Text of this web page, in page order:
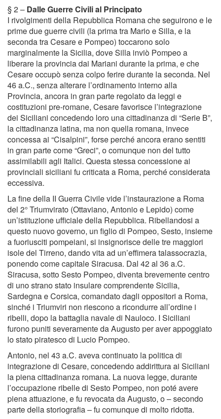
§ 2 – Dalle Guerre Civili al Principato
I rivolgimenti della Repubblica Romana che seguirono e le
prime due guerre civili (la prima tra Mario e Silla, e la
seconda tra Cesare e Pompeo) toccarono solo
marginalmente la Sicilia, dove Silla inviò Pompeo a
liberare la provincia dai Mariani durante la prima, e che
Cesare occupò senza colpo ferire durante la seconda. Nel
46 a.C., senza alterare l’ordinamento interno alla
Provincia, ancora in gran parte regolato da leggi e
costituzioni pre-romane, Cesare favorisce l’integrazione
dei Siciliani concedendo loro una cittadinanza di “Serie B”,
la cittadinanza latina, ma non quella romana, invece
concessa ai “Cisalpini”, forse perché ancora erano sentiti
in gran parte come “Greci”, o comunque non del tutto
assimilabili agli Italici. Questa stessa concessione ai
provinciali siciliani fu criticata a Roma, perché considerata
eccessiva.
La fine della II Guerra Civile vide l’instaurazione a Roma
del 2° Triumvirato (Ottaviano, Antonio e Lepido) come
un’istituzione ufficiale della Repubblica. Ribellandosi a
questo nuovo governo, un figlio di Pompeo, Sesto, insieme
a fuoriusciti pompeiani, si insignorisce delle tre maggiori
isole del Tirreno, dando vita ad un’effimera talassocrazia,
ponendo come capitale Siracusa. Dal 42 al 36 a.C.
Siracusa, sotto Sesto Pompeo, diventa brevemente centro
di uno strano stato insulare comprendente Sicilia,
Sardegna e Corsica, comandato dagli oppositori a Roma,
sinché i Triumviri non riescono a ricondurre all’ordine i
ribelli, dopo la battaglia navale di Nauloco. I Siciliani
furono puniti severamente da Augusto per aver appoggiato
lo stato piratesco di Lucio Pompeo.
Antonio, nel 43 a.C. aveva continuato la politica di
integrazione di Cesare, concedendo addirittura ai Siciliani
la piena cittadinanza romana. La nuova legge, durante
l’occupazione ribelle di Sesto Pompeo, non poté avere
piena attuazione, e fu revocata da Augusto, o – secondo
parte della storiografia – fu comunque di molto ridotta.